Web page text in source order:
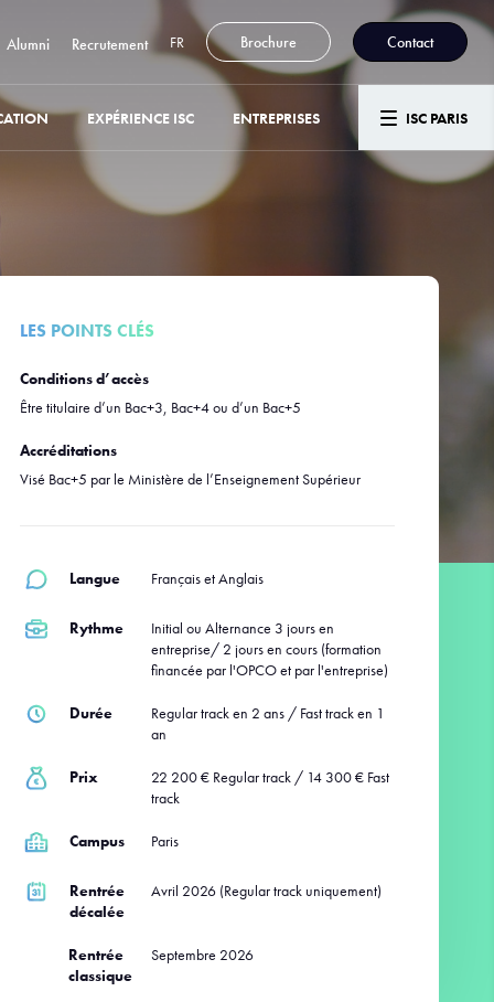
Alumni Recrutement FR Brochure Contact
EXPÉRIENCE ISC ENTREPRISES ISC PARIS
LES POINTS CLÉS
Conditions d’accès
Être titulaire d’un Bac+3, Bac+4 ou d’un Bac+5
Accréditations
Visé Bac+5 par le Ministère de l’Enseignement Supérieur
Langue Français et Anglais
Rythme
Initial ou Alternance 3 jours en
entreprise/ 2 jours en cours (formation
financée par l'OPCO et par l'entreprise)
Durée
Regular track en 2 ans / Fast track en 1
an
Prix
22 200 € Regular track / 14 300 € Fast
track
Campus Paris
Rentrée
décalée
Avril 2026 (Regular track uniquement)
Rentrée
classique
Septembre 2026